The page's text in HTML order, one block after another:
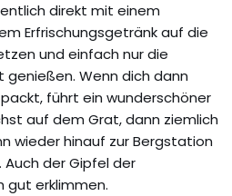
direkt mit einem
Erfrischungsgetränk auf die
und einfach nur die
Wenn dich dann
führt ein wunderschöner
auf dem Grat, dann ziemlich
wieder hinauf zur Bergstation
der Gipfel der
gut erklimmen.